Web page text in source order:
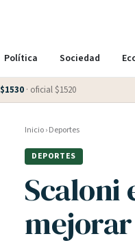
Política Sociedad
$1530 · oficial $1520
Inicio›Deportes
DEPORTES
Scaloni